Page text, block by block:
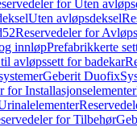
for Uten
Uten avløpsdeksel
Reservedeler for
innløpPrefabrikkerte
avløpssett for badekar
Geberit Duofix
for Installasjonselementer
for Tilbehør